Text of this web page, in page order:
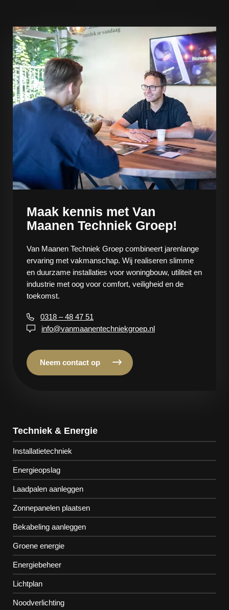
Maak kennis met Van
Maanen Techniek Groep!
Van Maanen Techniek Groep combineert jarenlange
ervaring met vakmanschap. Wij realiseren slimme
en duurzame installaties voor woningbouw, utiliteit en
industrie met oog voor comfort, veiligheid en de
toekomst.
0318 – 48 47 51
info@vanmaanentechniekgroep.nl
Neem contact op
Techniek & Energie
Installatietechniek
Energieopslag
Laadpalen aanleggen
Zonnepanelen plaatsen
Bekabeling aanleggen
Groene energie
Energiebeheer
Lichtplan
Noodverlichting